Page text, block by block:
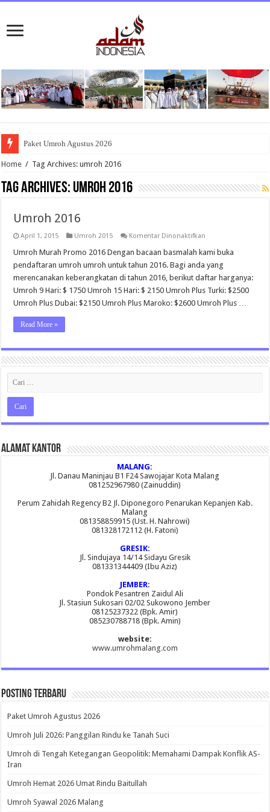
Paket Umroh Agustus 2026
Home / Tag Archives: umroh 2016
Tag Archives: umroh 2016
Umroh 2016
April 1, 2015 Umroh 2015 Komentar Dinonaktifkan
2016
Umroh Murah Promo 2016 Dengan bacaan basmalah kami buka
pendaftaran umroh umroh untuk tahun 2016. Bagi anda yang
merencanakan keberangkatan di tahun 2016, berikut daftar harganya:
Umroh 9 Hari: $ 1750 Umroh 15 Hari: $ 2150 Umroh Plus Turki: $2500
Umroh Plus Dubai: $2150 Umroh Plus Maroko: $2600 Umroh Plus …
Read More »
Alamat Kantor
MALANG:
Jl. Danau Maninjau B1 F24 Sawojajar Kota Malang
081252967980 (Zainuddin)
Perum Zahidah Regency B2 Jl. Diponegoro Penarukan Kepanjen Kab.
Malang
081358859915 (Ust. H. Nahrowi)
081328172112 (H. Fatoni)
GRESIK:
Jl. Sindujaya 14/14 Sidayu Gresik
081331344409 (Ibu Aziz)
JEMBER:
Pondok Pesantren Zaidul Ali
Jl. Stasiun Sukosari 02/02 Sukowono Jember
08125237322 (Bpk. Amir)
085230788718 (Bpk. Amin)
website:
www.umrohmalang.com
Posting Terbaru
Paket Umroh Agustus 2026
Umroh Juli 2026: Panggilan Rindu ke Tanah Suci
Umroh di Tengah Ketegangan Geopolitik: Memahami Dampak Konflik AS-
Iran
Umroh Hemat 2026 Umat Rindu Baitullah
Umroh Syawal 2026 Malang